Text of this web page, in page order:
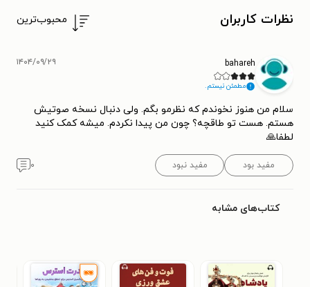
نظرات کاربران محبوب‌ترین
bahareh
مطمئن نیستم.
۱۴۰۴/۰۹/۲۹
سلام من هنوز نخوندم که نظرمو بگم. ولی دنبال نسخه صوتیش
هستم. هست تو طاقچه؟ چون من پیدا نکردم. میشه کمک کنید
لطفا🙏
مفید بود مفید نبود ۰
کتاب‌های مشابه